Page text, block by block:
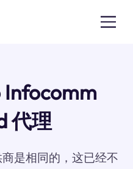
Infocomm
代理
是相同的，这已经不